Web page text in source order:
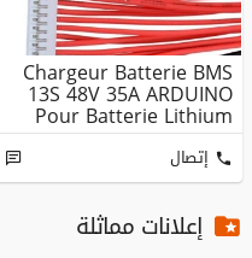
Chargeur Batterie BMS
13S 48V 35A ARDUINO
Pour Batterie Lithium
18650 ...
إتصال
إعلانات مماثلة